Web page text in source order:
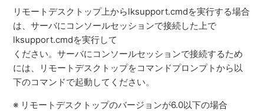
リモートデスクトップ上からlksupport.cmdを実行する場合
は、サーバにコンソールセッションで接続した上で
lksupport.cmdを実行して
ください。サーバにコンソールセッションで接続するため
には、リモートデスクトップをコマンドプロンプトから以
下のコマンドで起動してください。
※ リモートデスクトップのバージョンが6.0以下の場合